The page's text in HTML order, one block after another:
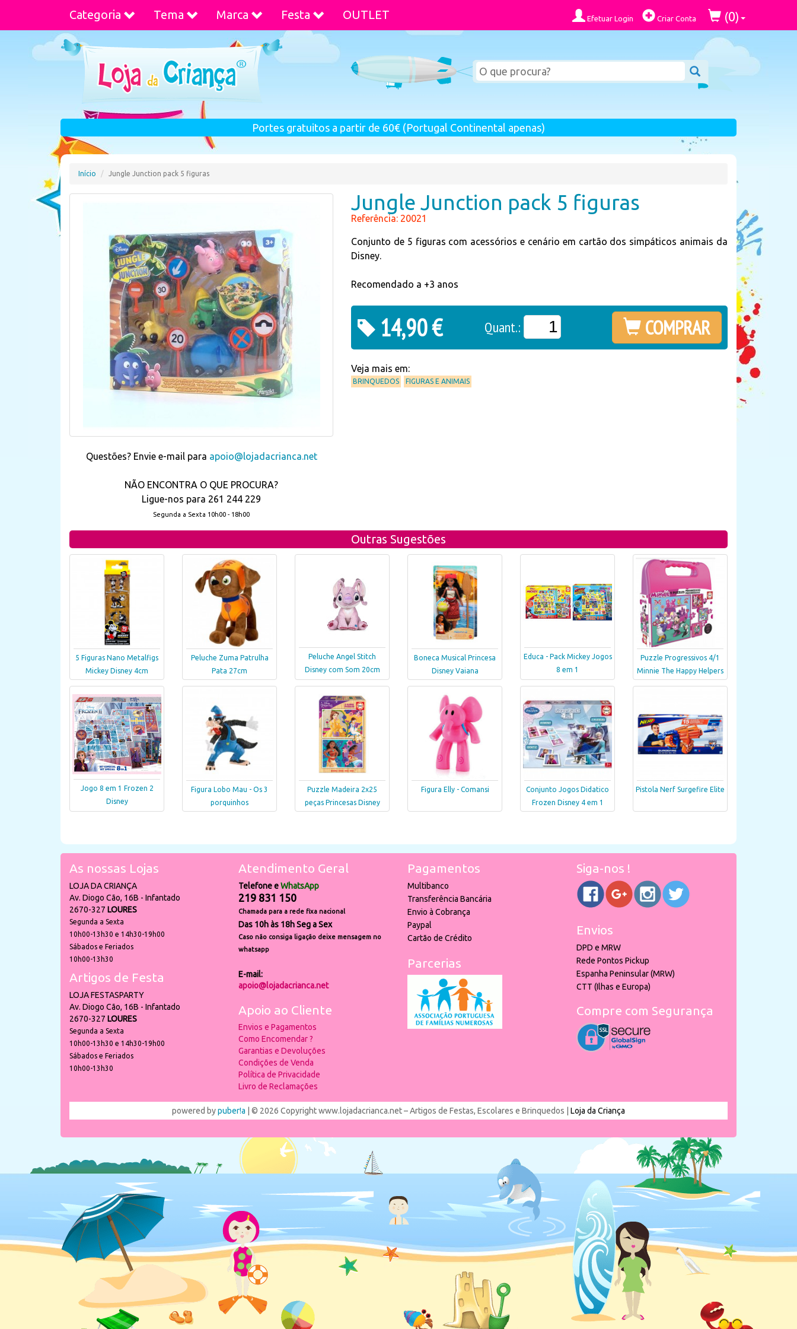
Categoria Tema Marca Festa OUTLET Efetuar Login Criar Conta (0)
Portes gratuitos a partir de 60€ (Portugal Continental apenas)
Início Jungle Junction pack 5 figuras
Questões? Envie e-mail para apoio@lojadacrianca.net
NÃO ENCONTRA O QUE PROCURA?
Ligue-nos para 261 244 229
Segunda a Sexta 10h00 - 18h00
Jungle Junction pack 5 figuras
Referência: 20021
Conjunto de 5 figuras com acessórios e cenário em cartão dos simpáticos animais da
Disney.
Recomendado a +3 anos
14,90 € Quant.: COMPRAR
Veja mais em:
BRINQUEDOS FIGURAS E ANIMAIS
Outras Sugestões
5 Figuras Nano Metalfigs
Mickey Disney 4cm
Peluche Zuma Patrulha
Pata 27cm
Peluche Angel Stitch
Disney com Som 20cm
Boneca Musical Princesa
Disney Vaiana
Educa - Pack Mickey Jogos
8 em 1
Puzzle Progressivos 4/1
Minnie The Happy Helpers
Jogo 8 em 1 Frozen 2
Disney
Figura Lobo Mau - Os 3
porquinhos
Puzzle Madeira 2x25
peças Princesas Disney
Figura Elly - Comansi
Conjunto Jogos Didatico
Frozen Disney 4 em 1
Pistola Nerf Surgefire Elite
As nossas Lojas
LOJA DA CRIANÇA
Av. Diogo Cão, 16B - Infantado
2670-327 LOURES
Segunda a Sexta
10h00-13h30 e 14h30-19h00
Sábados e Feriados
10h00-13h30
Artigos de Festa
LOJA FESTASPARTY
Av. Diogo Cão, 16B - Infantado
2670-327 LOURES
Segunda a Sexta
10h00-13h30 e 14h30-19h00
Sábados e Feriados
10h00-13h30
Atendimento Geral
Telefone eWhatsApp
219 831 150
Chamada para a rede fixa nacional
Das 10h às 18h Seg a Sex
Caso não consiga ligação deixe mensagem no
whatsapp
E-mail:
apoio@lojadacrianca.net
Apoio ao Cliente
Envios e Pagamentos
Como Encomendar ?
Garantias e Devoluções
Condições de Venda
Política de Privacidade
Livro de Reclamações
Pagamentos
Multibanco
Transferência Bancária
Envio à Cobrança
Paypal
Cartão de Crédito
Parcerias
Siga-nos !
Envios
DPD e MRW
Rede Pontos Pickup
Espanha Peninsular (MRW)
CTT (Ilhas e Europa)
Compre com Segurança
powered bypuber!a | © 2026 Copyright www.lojadacrianca.net – Artigos de Festas, Escolares e Brinquedos | Loja da Criança